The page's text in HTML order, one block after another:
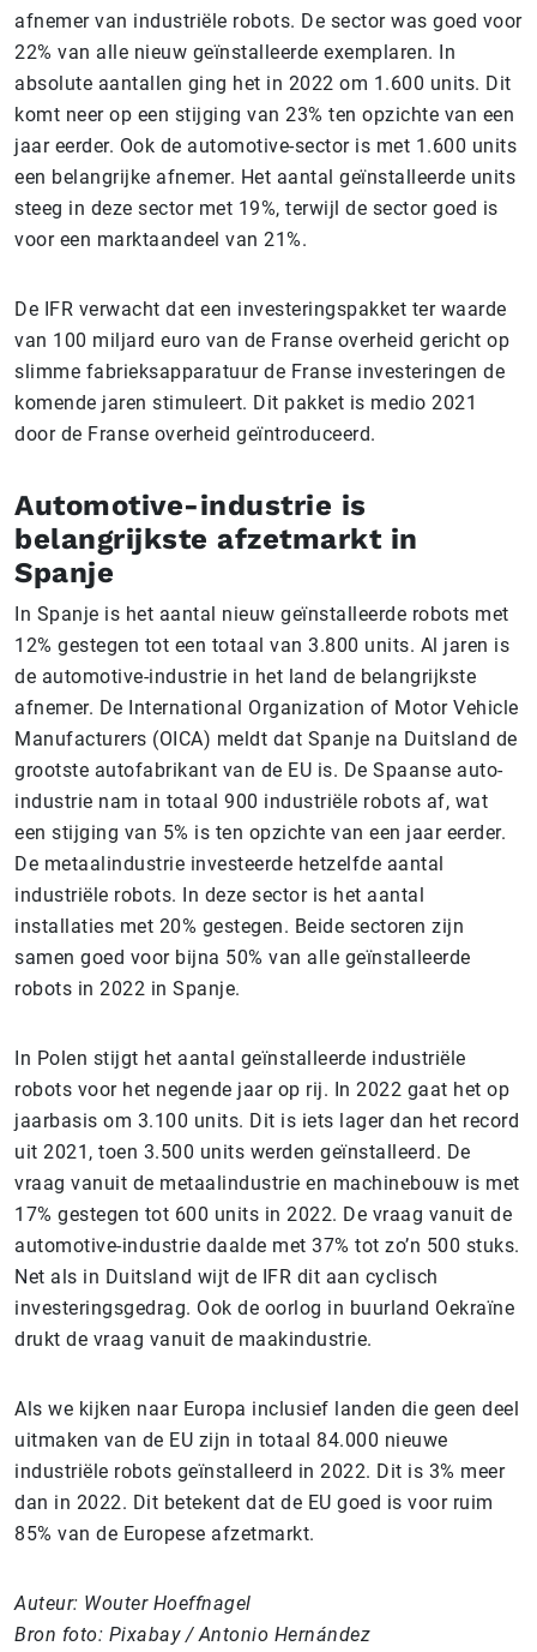
afnemer van industriële robots. De sector was goed voor
22% van alle nieuw geïnstalleerde exemplaren. In
absolute aantallen ging het in 2022 om 1.600 units. Dit
komt neer op een stijging van 23% ten opzichte van een
jaar eerder. Ook de automotive-sector is met 1.600 units
een belangrijke afnemer. Het aantal geïnstalleerde units
steeg in deze sector met 19%, terwijl de sector goed is
voor een marktaandeel van 21%.
De IFR verwacht dat een investeringspakket ter waarde
van 100 miljard euro van de Franse overheid gericht op
slimme fabrieksapparatuur de Franse investeringen de
komende jaren stimuleert. Dit pakket is medio 2021
door de Franse overheid geïntroduceerd.
Automotive-industrie is
belangrijkste afzetmarkt in
Spanje
In Spanje is het aantal nieuw geïnstalleerde robots met
12% gestegen tot een totaal van 3.800 units. Al jaren is
de automotive-industrie in het land de belangrijkste
afnemer. De International Organization of Motor Vehicle
Manufacturers (OICA) meldt dat Spanje na Duitsland de
grootste autofabrikant van de EU is. De Spaanse auto-
industrie nam in totaal 900 industriële robots af, wat
een stijging van 5% is ten opzichte van een jaar eerder.
De metaalindustrie investeerde hetzelfde aantal
industriële robots. In deze sector is het aantal
installaties met 20% gestegen. Beide sectoren zijn
samen goed voor bijna 50% van alle geïnstalleerde
robots in 2022 in Spanje.
In Polen stijgt het aantal geïnstalleerde industriële
robots voor het negende jaar op rij. In 2022 gaat het op
jaarbasis om 3.100 units. Dit is iets lager dan het record
uit 2021, toen 3.500 units werden geïnstalleerd. De
vraag vanuit de metaalindustrie en machinebouw is met
17% gestegen tot 600 units in 2022. De vraag vanuit de
automotive-industrie daalde met 37% tot zo’n 500 stuks.
Net als in Duitsland wijt de IFR dit aan cyclisch
investeringsgedrag. Ook de oorlog in buurland Oekraïne
drukt de vraag vanuit de maakindustrie.
Als we kijken naar Europa inclusief landen die geen deel
uitmaken van de EU zijn in totaal 84.000 nieuwe
industriële robots geïnstalleerd in 2022. Dit is 3% meer
dan in 2022. Dit betekent dat de EU goed is voor ruim
85% van de Europese afzetmarkt.
Auteur: Wouter Hoeffnagel
Bron foto: Pixabay / Antonio Hernández